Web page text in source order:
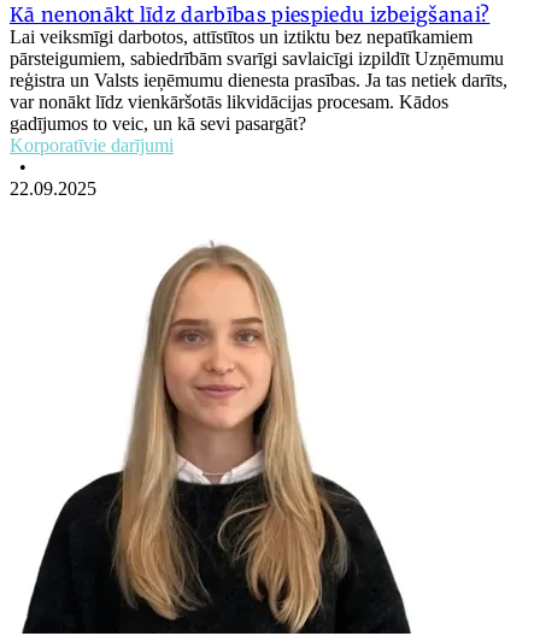
Kā nenonākt līdz darbības piespiedu izbeigšanai?
Lai veiksmīgi darbotos, attīstītos un iztiktu bez nepatīkamiem
pārsteigumiem, sabiedrībām svarīgi savlaicīgi izpildīt Uzņēmumu
reģistra un Valsts ieņēmumu dienesta prasības. Ja tas netiek darīts,
var nonākt līdz vienkāršotās likvidācijas procesam. Kādos
gadījumos to veic, un kā sevi pasargāt?
Korporatīvie darījumi
•
22.09.2025